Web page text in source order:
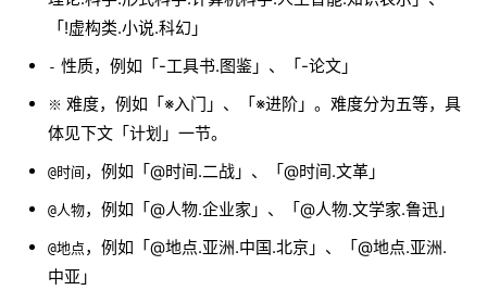
「!虚构类.小说.科幻」
- 性质，例如「-工具书.图鉴」、「-论文」
※ 难度，例如「※入门」、「※进阶」。难度分为五等，具
体见下文「计划」一节。
@时间 ，例如「@时间.二战」、「@时间.文革」
@人物，例如「@人物.企业家」、「@人物.文学家.鲁迅」
@地点 ，例如「@地点.亚洲.中国.北京」、「@地点.亚洲.
中亚」